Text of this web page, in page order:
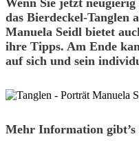
das Bierdeckel-Tanglen
Manuela Seidl bietet
ihre Tipps. Am Ende
auf sich und sein
Mehr Information